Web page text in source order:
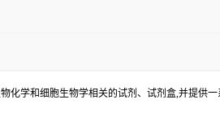
化学和细胞生物学相关的试剂、试剂盒,并提供一